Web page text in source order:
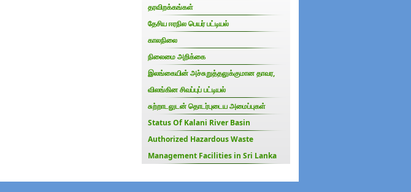
தரவிறக்கங்கள்
தேசிய ஈரநில பெயர் பட்டியல்
காலநிலை
நிலைமை அறிக்கை
இலங்கையின் அச்சுறுத்தலுக்குமான தாவர,
விலங்கின சிவப்புப் பட்டியல்
சுற்றாடலுடன் தொடர்புடைய அமைப்புகள்
Status Of Kalani River Basin
Authorized Hazardous Waste
Management Facilities in Sri Lanka